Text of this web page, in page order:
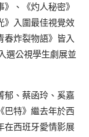
、《灼人秘密》
》入圍最佳視覺效
春炸裂物語》皆入
選公視學生劇展並
郁、蔡函玲、奚嘉
巴特》繼去年於西
在西班牙愛情影展